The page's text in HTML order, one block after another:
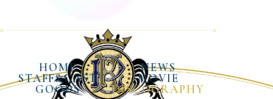
HOME
NEWS
STAFF&CAST
MOVIE
GOODS
DISCOGRAPHY